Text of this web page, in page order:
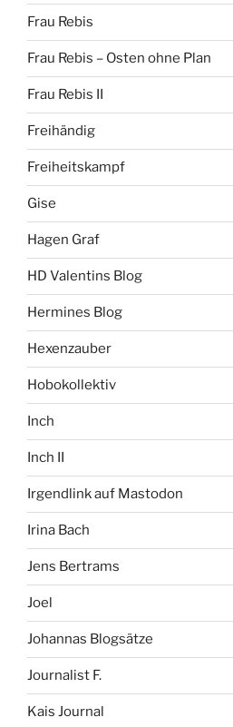
Frau Rebis
Frau Rebis – Osten ohne Plan
Frau Rebis II
Freihändig
Freiheitskampf
Gise
Hagen Graf
HD Valentins Blog
Hermines Blog
Hexenzauber
Hobokollektiv
Inch
Inch II
Irgendlink auf Mastodon
Irina Bach
Jens Bertrams
Joel
Johannas Blogsätze
Journalist F.
Kais Journal